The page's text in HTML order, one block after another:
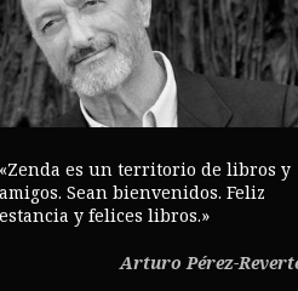
es un territorio de libros y
Sean bienvenidos. Feliz
y felices libros.»
Arturo Pérez-